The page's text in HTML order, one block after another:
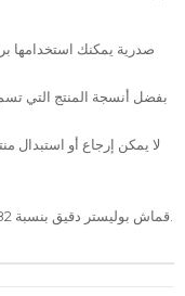
صدرية يمكنك استخدامها
بفضل أنسجة المنتج التي
لا يمكن إرجاع أو استبدال